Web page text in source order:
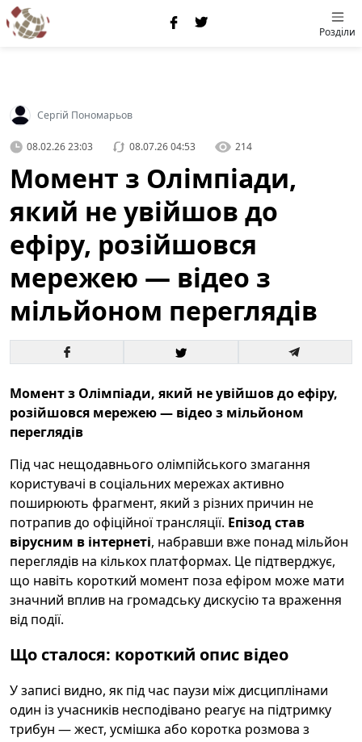
Розділи
Сергій Пономарьов
08.02.26 23:03 08.07.26 04:53 214
Момент з Олімпіади,
який не увійшов до
ефіру, розійшовся
мережею — відео з
мільйоном переглядів
Момент з Олімпіади, який не увійшов до ефіру,
розійшовся мережею — відео з мільйоном
переглядів
Під час нещодавнього олімпійського змагання
користувачі в соціальних мережах активно
поширюють фрагмент, який з різних причин не
потрапив до офіційної трансляції. Епізод став
вірусним в інтернеті, набравши вже понад мільйон
переглядів на кількох платформах. Це підтверджує,
що навіть короткий момент поза ефіром може мати
значний вплив на громадську дискусію та враження
від події.
Що сталося: короткий опис відео
У записі видно, як під час паузи між дисциплінами
один із учасників несподівано реагує на підтримку
трибун — жест, усмішка або коротка розмова з